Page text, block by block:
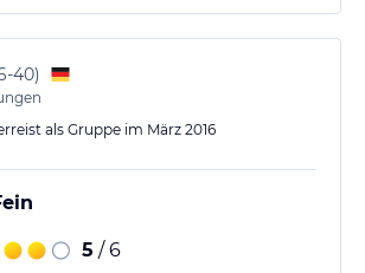
40)
als Gruppe im März 2016
5 / 6